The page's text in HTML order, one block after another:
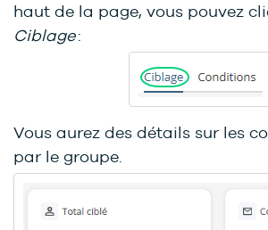
haut de la page, vous pouvez
Ciblage:
Vous aurez des détails sur les
par le groupe.